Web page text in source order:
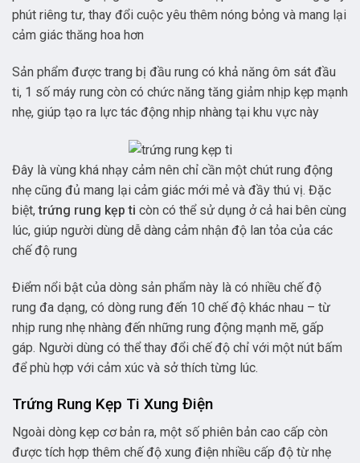
phút riêng tư, thay đổi cuộc yêu thêm nóng bỏng và mang lại
cảm giác thăng hoa hơn
Sản phẩm được trang bị đầu rung có khả năng ôm sát đầu
ti, 1 số máy rung còn có chức năng tăng giảm nhịp kẹp mạnh
nhẹ, giúp tạo ra lực tác động nhịp nhàng tại khu vực này
Đây là vùng khá nhạy cảm nên chỉ cần một chút rung động
nhẹ cũng đủ mang lại cảm giác mới mẻ và đầy thú vị. Đặc
biệt,trứng rung kẹp ti còn có thể sử dụng ở cả hai bên cùng
lúc, giúp người dùng dễ dàng cảm nhận độ lan tỏa của các
chế độ rung
Điểm nổi bật của dòng sản phẩm này là có nhiều chế độ
rung đa dạng, có dòng rung đến 10 chế độ khác nhau – từ
nhịp rung nhẹ nhàng đến những rung động mạnh mẽ, gấp
gáp. Người dùng có thể thay đổi chế độ chỉ với một nút bấm
để phù hợp với cảm xúc và sở thích từng lúc.
Trứng Rung Kẹp Ti Xung Điện
Ngoài dòng kẹp cơ bản ra, một số phiên bản cao cấp còn
được tích hợp thêm chế độ xung điện nhiều cấp độ từ nhẹ